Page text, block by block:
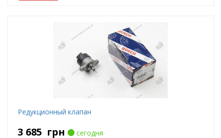
Редукционный клапан
3 685 грн
сегодня